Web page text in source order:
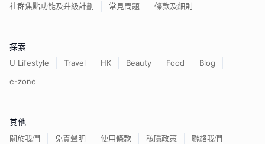
社群焦點功能及升級計劃
常見問題 條款及細則
探索
U Lifestyle Travel HK Beauty Food
Blog
e-zone
其他
關於我們 免責聲明 使用條款 私隱政策 聯絡我們